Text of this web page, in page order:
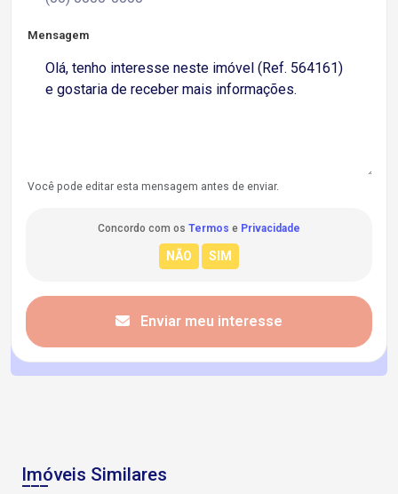
Mensagem
Você pode editar esta mensagem antes de enviar.
Concordo com os Termos e Privacidade
Enviar meu interesse
Imóveis Similares